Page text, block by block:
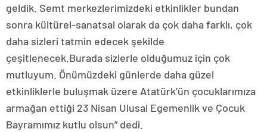
geldik. Semt merkezlerimizdeki etkinlikler bundan
sonra kültürel-sanatsal olarak da çok daha farklı, çok
daha sizleri tatmin edecek şekilde
çeşitlenecek.Burada sizlerle olduğumuz için çok
mutluyum. Önümüzdeki günlerde daha güzel
etkinliklerle buluşmak üzere Atatürk’ün çocuklarımıza
armağan ettiği 23 Nisan Ulusal Egemenlik ve Çocuk
Bayramımız kutlu olsun” dedi.